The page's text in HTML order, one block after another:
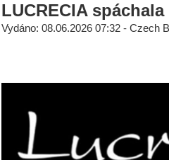
LUCRECIA
Vydáno: 08.06.2026 07:32 - Czech